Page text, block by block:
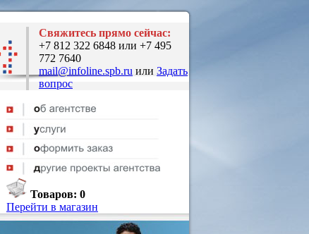
Свяжитесь прямо сейчас:
+7 812 322 6848 или +7 495
772 7640
mail@infoline.spb.ru или Задать
вопрос
Товаров: 0
Перейти в магазин